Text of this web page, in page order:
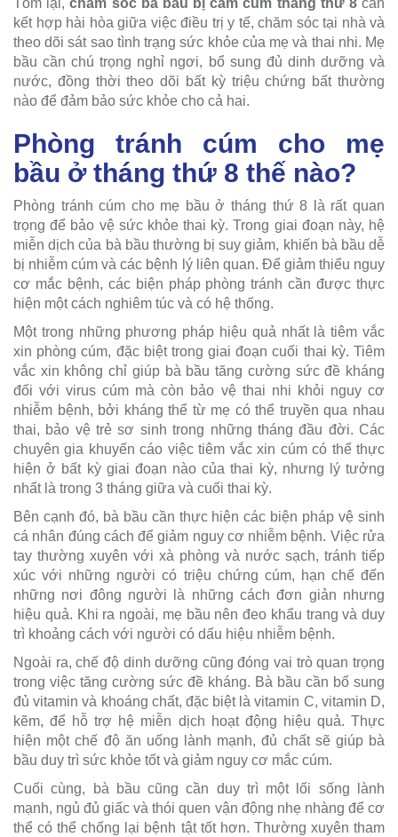
Tóm lại,chăm sóc bà bầu bị cảm cúm tháng thứ 8cần
kết hợp hài hòa giữa việc điều trị y tế, chăm sóc tại nhà và
theo dõi sát sao tình trạng sức khỏe của mẹ và thai nhi. Mẹ
bầu cần chú trọng nghỉ ngơi, bổ sung đủ dinh dưỡng và
nước, đồng thời theo dõi bất kỳ triệu chứng bất thường
nào để đảm bảo sức khỏe cho cả hai.
Phòng tránh cúm cho mẹ
bầu ở tháng thứ 8 thế nào?
Phòng tránh cúm cho mẹ bầu ở tháng thứ 8 là rất quan
trọng để bảo vệ sức khỏe thai kỳ. Trong giai đoạn này, hệ
miễn dịch của bà bầu thường bị suy giảm, khiến bà bầu dễ
bị nhiễm cúm và các bệnh lý liên quan. Để giảm thiểu nguy
cơ mắc bệnh, các biện pháp phòng tránh cần được thực
hiện một cách nghiêm túc và có hệ thống.
Một trong những phương pháp hiệu quả nhất là tiêm vắc
xin phòng cúm, đặc biệt trong giai đoạn cuối thai kỳ. Tiêm
vắc xin không chỉ giúp bà bầu tăng cường sức đề kháng
đối với virus cúm mà còn bảo vệ thai nhi khỏi nguy cơ
nhiễm bệnh, bởi kháng thể từ mẹ có thể truyền qua nhau
thai, bảo vệ trẻ sơ sinh trong những tháng đầu đời. Các
chuyên gia khuyến cáo việc tiêm vắc xin cúm có thể thực
hiện ở bất kỳ giai đoạn nào của thai kỳ, nhưng lý tưởng
nhất là trong 3 tháng giữa và cuối thai kỳ.
Bên cạnh đó, bà bầu cần thực hiện các biện pháp vệ sinh
cá nhân đúng cách để giảm nguy cơ nhiễm bệnh. Việc rửa
tay thường xuyên với xà phòng và nước sạch, tránh tiếp
xúc với những người có triệu chứng cúm, hạn chế đến
những nơi đông người là những cách đơn giản nhưng
hiệu quả. Khi ra ngoài, mẹ bầu nên đeo khẩu trang và duy
trì khoảng cách với người có dấu hiệu nhiễm bệnh.
Ngoài ra, chế độ dinh dưỡng cũng đóng vai trò quan trọng
trong việc tăng cường sức đề kháng. Bà bầu cần bổ sung
đủ vitamin và khoáng chất, đặc biệt là vitamin C, vitamin D,
kẽm, để hỗ trợ hệ miễn dịch hoạt động hiệu quả. Thực
hiện một chế độ ăn uống lành mạnh, đủ chất sẽ giúp bà
bầu duy trì sức khỏe tốt và giảm nguy cơ mắc cúm.
Cuối cùng, bà bầu cũng cần duy trì một lối sống lành
mạnh, ngủ đủ giấc và thói quen vận động nhẹ nhàng để cơ
thể có thể chống lại bệnh tật tốt hơn. Thường xuyên tham